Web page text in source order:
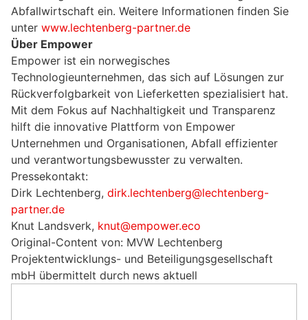
Abfallwirtschaft ein. Weitere Informationen finden Sie
unter www.lechtenberg-partner.de
Über Empower
Empower ist ein norwegisches
Technologieunternehmen, das sich auf Lösungen zur
Rückverfolgbarkeit von Lieferketten spezialisiert hat.
Mit dem Fokus auf Nachhaltigkeit und Transparenz
hilft die innovative Plattform von Empower
Unternehmen und Organisationen, Abfall effizienter
und verantwortungsbewusster zu verwalten.
Pressekontakt:
Dirk Lechtenberg, dirk.lechtenberg@lechtenberg-
partner.de
Knut Landsverk, knut@empower.eco
Original-Content von: MVW Lechtenberg
Projektentwicklungs- und Beteiligungsgesellschaft
mbH übermittelt durch news aktuell